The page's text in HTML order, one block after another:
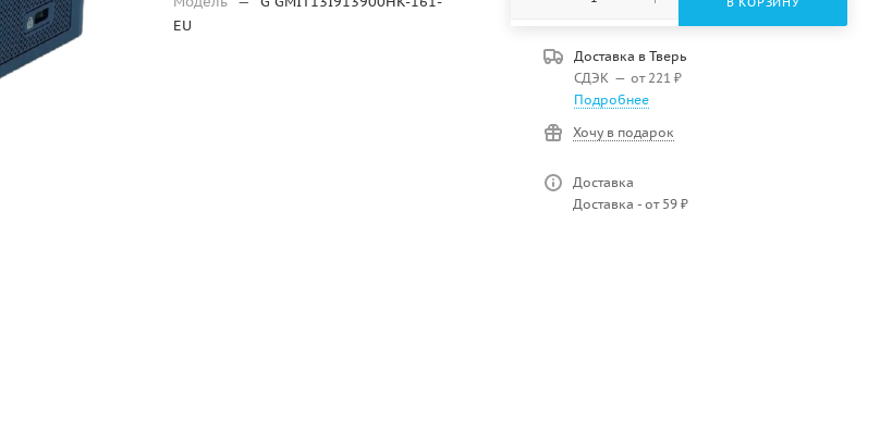
EU
Доставка в Тверь
СДЭК — от 221 ₽
Подробнее
Хочу в подарок
Доставка
Доставка - от 59 ₽